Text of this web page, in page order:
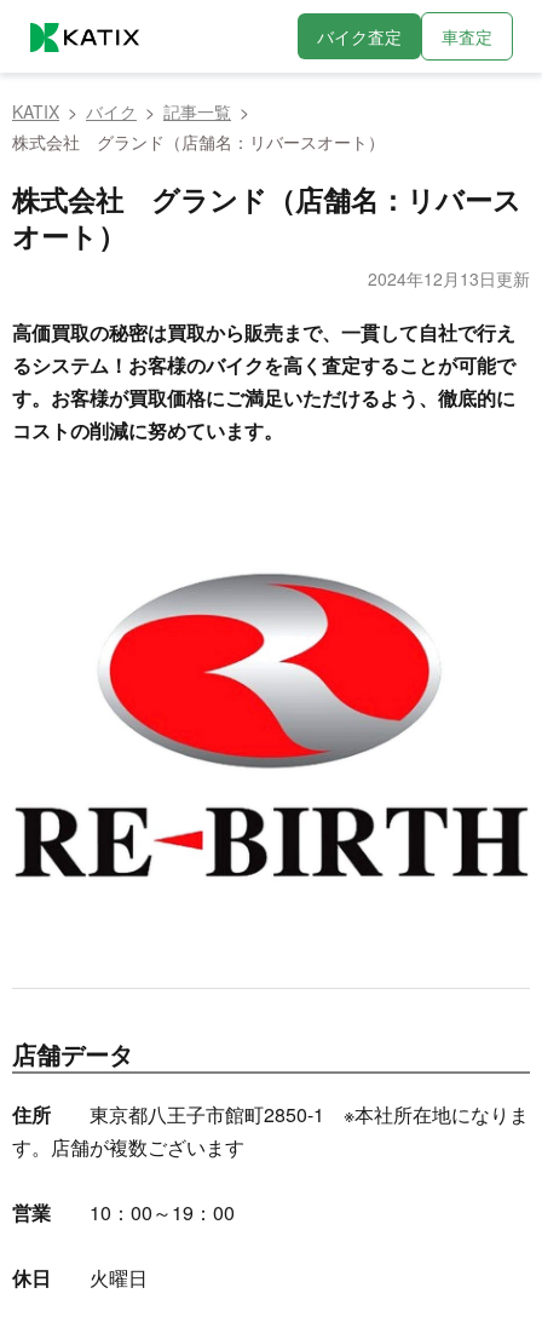
バイク査定 車査定
KATIX バイク
記事一覧
株式会社 グランド（店舗名：リバースオート）
株式会社 グランド（店舗名：リバース
オート）
2024年12月13日更新
高価買取の秘密は買取から販売まで、一貫して自社で行え
るシステム！お客様のバイクを高く査定することが可能で
す。お客様が買取価格にご満足いただけるよう、徹底的に
コストの削減に努めています。
店舗データ
住所 東京都八王子市館町2850-1 ※本社所在地になりま
す。店舗が複数ございます
営業 10：00～19：00
休日 火曜日